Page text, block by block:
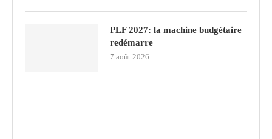
PLF 2027: la machine budgétaire
redémarre
7 août 2026